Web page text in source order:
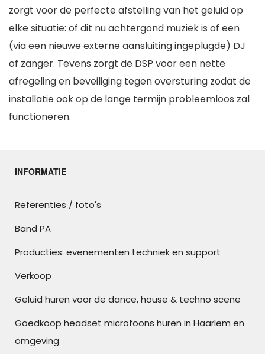
zorgt voor de perfecte afstelling van het geluid op
elke situatie: of dit nu achtergond muziek is of een
(via een nieuwe externe aansluiting ingeplugde) DJ
of zanger. Tevens zorgt de DSP voor een nette
afregeling en beveiliging tegen oversturing zodat de
installatie ook op de lange termijn probleemloos zal
functioneren.
INFORMATIE
Referenties / foto's
Band PA
Producties: evenementen techniek en support
Verkoop
Geluid huren voor de dance, house & techno scene
Goedkoop headset microfoons huren in Haarlem en
omgeving